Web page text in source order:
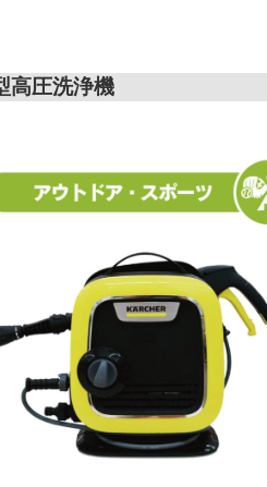
高圧洗浄機